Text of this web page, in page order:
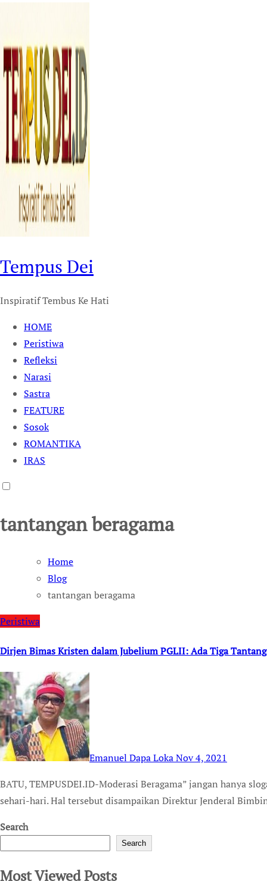
Tempus Dei
Inspiratif Tembus Ke Hati
HOME
Peristiwa
Refleksi
Narasi
Sastra
FEATURE
Sosok
ROMANTIKA
IRAS
tantangan beragama
Home
Blog
tantangan beragama
Peristiwa
Dirjen Bimas Kristen dalam Jubelium PGLII: Ada Tiga
Emanuel Dapa LokaNov 4, 2021
BATU, TEMPUSDEI.ID-Moderasi Beragama” jangan hanya slogan, tetapi harus dilaksanakan dalam kehidupan
sehari-hari. Hal tersebut disampaikan Direktur Jenderal
Search
Search
Most Viewed Posts